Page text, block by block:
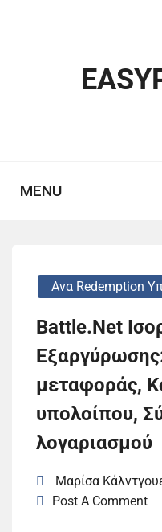
MENU
Ανα Redemption
Battle.Net
μεταφοράς,
υπολοίπου,
λογαριασμού
Μαρίσα
Post A Comment